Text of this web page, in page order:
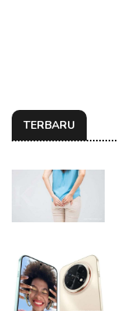
TERBARU